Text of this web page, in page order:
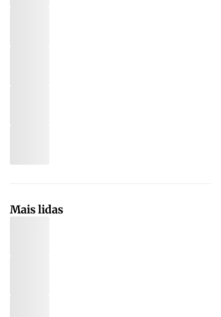
Mais lidas